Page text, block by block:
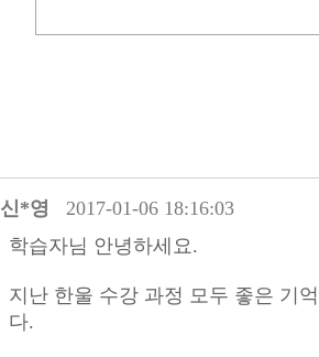
신*영
2017-01-06 18:16:03
학습자님 안녕하세요.
지난 한울 수강 과정 모두 좋은 기
다.